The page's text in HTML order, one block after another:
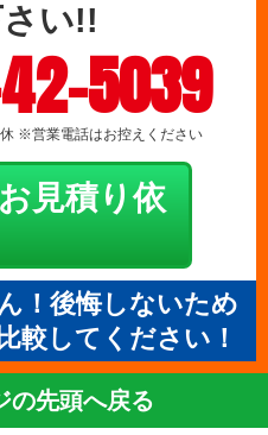
い!!
5039
※営業電話はお控えください
見積り依
！後悔しないため
較してください！
の先頭へ戻る